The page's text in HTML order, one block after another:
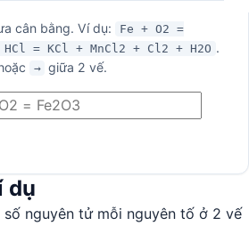
cân bằng. Ví dụ:
Fe + O2 =
HCl = KCl + MnCl2 + Cl2 + H2O .
→ giữa 2 vế.
dụ
số nguyên tử mỗi nguyên tố ở 2 vế